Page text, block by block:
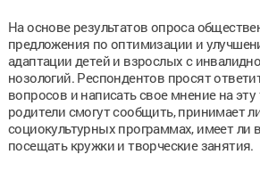
На основе результатов опроса
предложения по оптимизации и
адаптации детей и взрослых с
нозологий. Респондентов просят
вопросов и написать свое мнение на эту
родители смогут сообщить, принимает
социокультурных программах, имеет ли
посещать кружки и творческие занятия.